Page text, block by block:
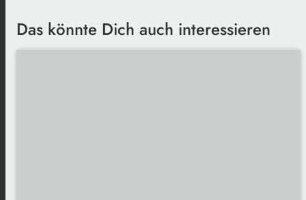
Das könnte Dich auch interessieren